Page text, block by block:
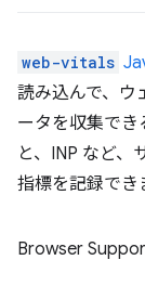
web-vitals
読み込んで、ウ
ータを収集でき
と、INP など、
指標を記録でき
Browser